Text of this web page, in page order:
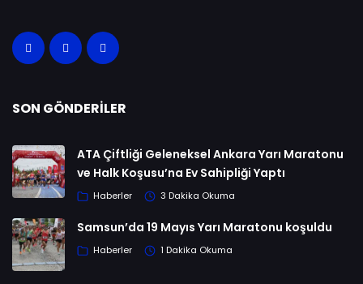
SON GÖNDERILER
ATA Çiftliği Geleneksel Ankara Yarı Maratonu
ve Halk Koşusu’na Ev Sahipliği Yaptı
Haberler 3 Dakika Okuma
Samsun’da 19 Mayıs Yarı Maratonu koşuldu
Haberler 1 Dakika Okuma